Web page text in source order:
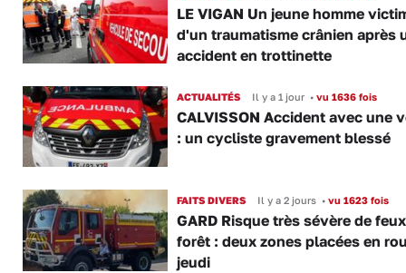
LE VIGAN Un jeune homme
d'un traumatisme crânien après
accident en trottinette
ACTUALITÉS Il y a 1 jour •vu 1636 fois
CALVISSON Accident avec une
: un cycliste gravement blessé
FAITS DIVERS Il y a 2 jours •vu 1623 fois
GARD Risque très sévère de
forêt : deux zones placées en
jeudi